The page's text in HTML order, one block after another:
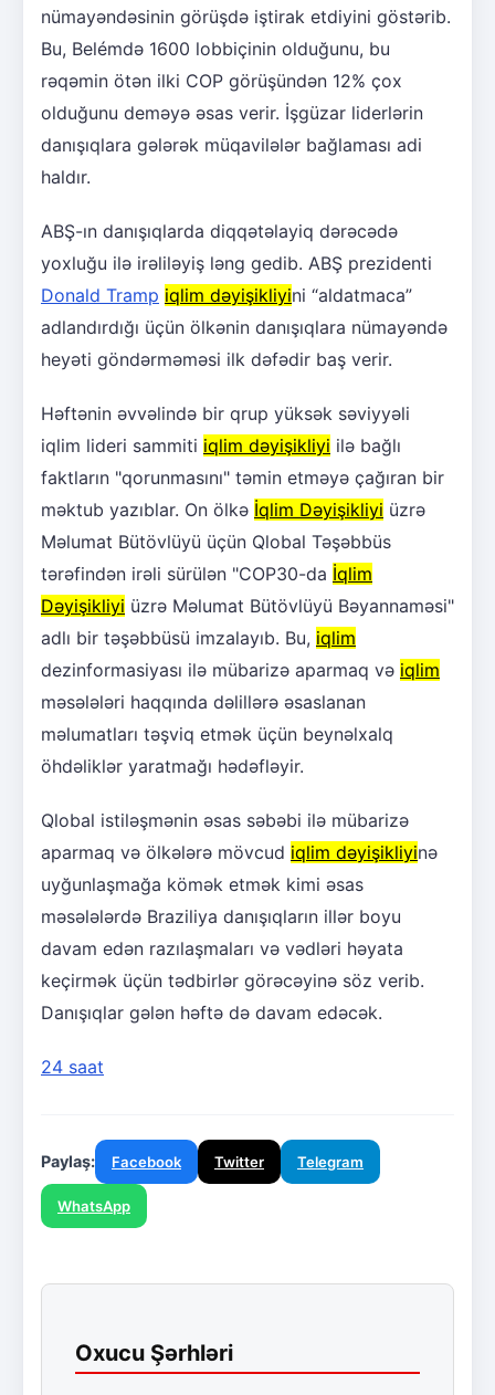
nümayəndəsinin görüşdə iştirak etdiyini göstərib.
Bu, Belémdə 1600 lobbiçinin olduğunu, bu
rəqəmin ötən ilki COP görüşündən 12% çox
olduğunu deməyə əsas verir. İşgüzar liderlərin
danışıqlara gələrək müqavilələr bağlaması adi
haldır.
ABŞ-ın danışıqlarda diqqətəlayiq dərəcədə
yoxluğu ilə irəliləyiş ləng gedib. ABŞ prezidenti
Donald Tramp iqlim dəyişikliyini “aldatmaca”
adlandırdığı üçün ölkənin danışıqlara nümayəndə
heyəti göndərməməsi ilk dəfədir baş verir.
Həftənin əvvəlində bir qrup yüksək səviyyəli
iqlim lideri sammiti iqlim dəyişikliyi ilə bağlı
faktların "qorunmasını" təmin etməyə çağıran bir
məktub yazıblar. On ölkə İqlim Dəyişikliyi üzrə
Məlumat Bütövlüyü üçün Qlobal Təşəbbüs
tərəfindən irəli sürülən "COP30-da İqlim
Dəyişikliyi üzrə Məlumat Bütövlüyü Bəyannaməsi"
adlı bir təşəbbüsü imzalayıb. Bu, iqlim
dezinformasiyası ilə mübarizə aparmaq və iqlim
məsələləri haqqında dəlillərə əsaslanan
məlumatları təşviq etmək üçün beynəlxalq
öhdəliklər yaratmağı hədəfləyir.
Qlobal istiləşmənin əsas səbəbi ilə mübarizə
aparmaq və ölkələrə mövcud iqlim dəyişikliyinə
uyğunlaşmağa kömək etmək kimi əsas
məsələlərdə Braziliya danışıqların illər boyu
davam edən razılaşmaları və vədləri həyata
keçirmək üçün tədbirlər görəcəyinə söz verib.
Danışıqlar gələn həftə də davam edəcək.
24 saat
Paylaş: Facebook Twitter Telegram
WhatsApp
Oxucu Şərhləri